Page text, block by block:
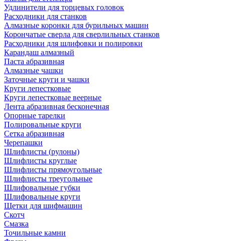
Удлинители для торцевых головок
Расходники для станков
Алмазные коронки для бурильных машин
Корончатые сверла для сверлильных станков
Расходники для шлифовки и полировки
Карандаш алмазный
Паста абразивная
Алмазные чашки
Заточные круги и чашки
Круги лепестковые
Круги лепестковые веерные
Лента абразивная бесконечная
Опорные тарелки
Полировальные круги
Сетка абразивная
Черепашки
Шлифлисты (рулоны)
Шлифлисты круглые
Шлифлисты прямоугольные
Шлифлисты треугольные
Шлифовальные губки
Шлифовальные круги
Щетки для шифмашин
Скотч
Смазка
Точильные камни